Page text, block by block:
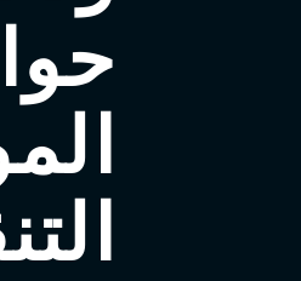
98.8 Hz
97.2 Hz
97.3
104,6
96.6
Safi 92.3
103.0
95.6
103.1